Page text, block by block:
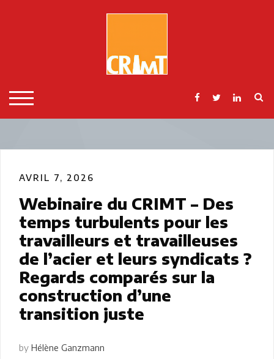
TOGGLE MOBILE MENU
AVRIL 7, 2026
Webinaire du CRIMT – Des
temps turbulents pour les
travailleurs et travailleuses
de l’acier et leurs syndicats ?
Regards comparés sur la
construction d’une
transition juste
by Hélène Ganzmann